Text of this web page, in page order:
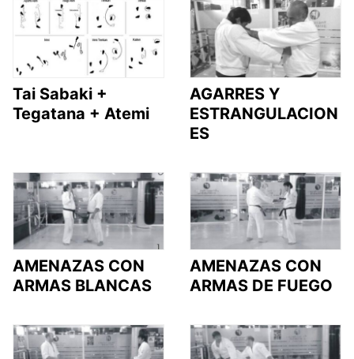
Tai Sabaki +
Tegatana + Atemi
AGARRES Y
ESTRANGULACION
ES
AMENAZAS CON
ARMAS BLANCAS
AMENAZAS CON
ARMAS DE FUEGO